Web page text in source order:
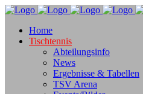
Home
Tischtennis
Abteilungsinfo
News
Ergebnisse & Tabellen
TSV Arena